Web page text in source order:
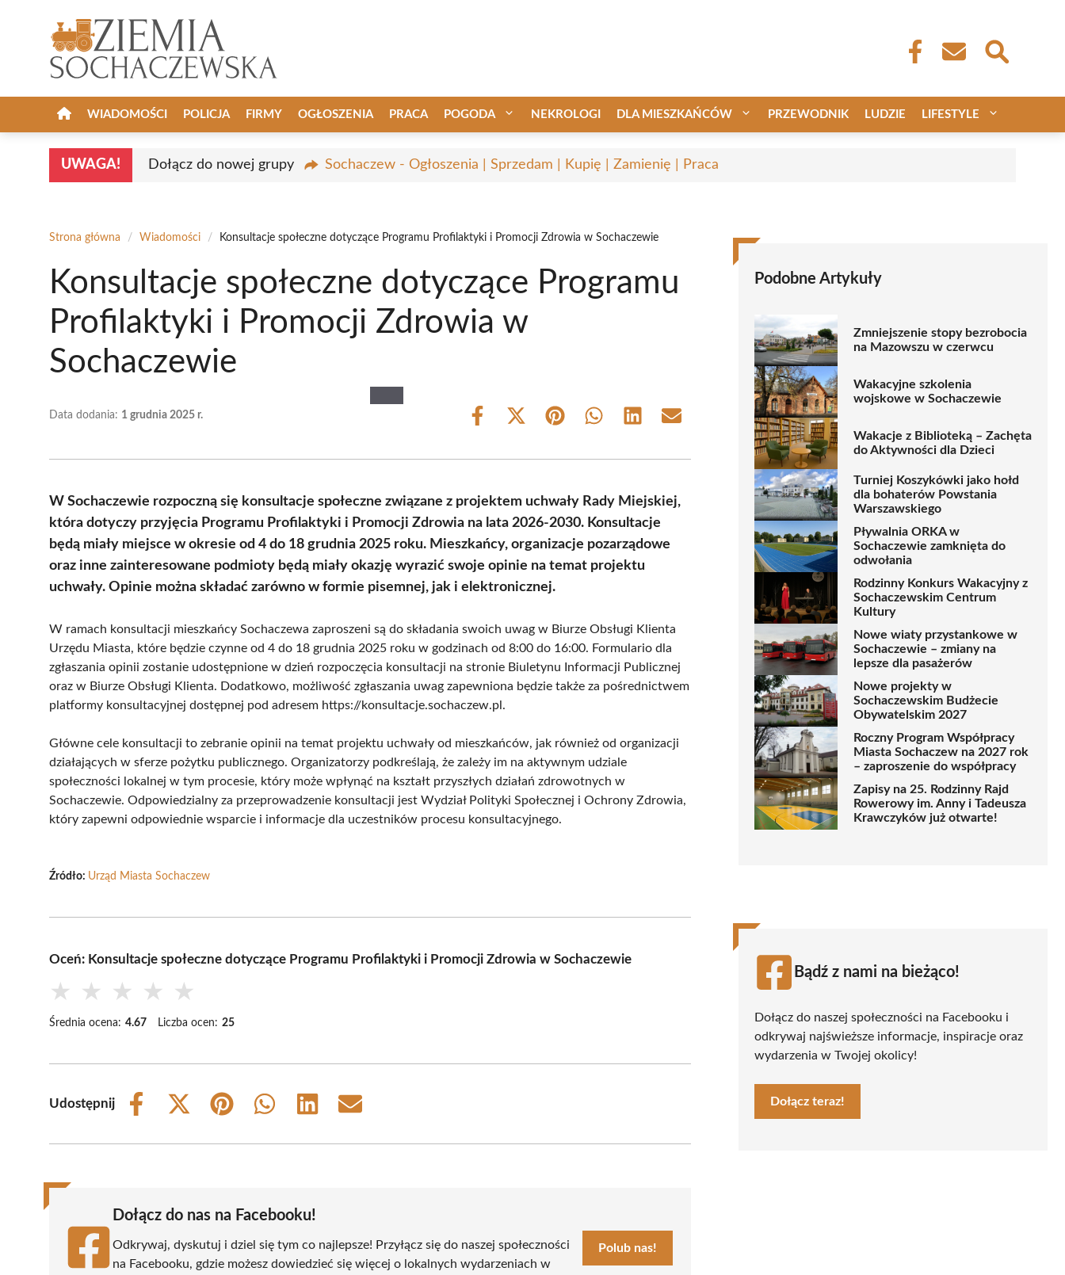
WIADOMOŚCI POLICJA FIRMY OGŁOSZENIA PRACA POGODA NEKROLOGI DLA MIESZKAŃCÓW PRZEWODNIK LUDZIE LIFESTYLE
UWAGA! Dołącz do nowej grupy Sochaczew - Ogłoszenia | Sprzedam | Kupię | Zamienię | Praca
Strona główna / Wiadomości / Konsultacje społeczne dotyczące Programu Profilaktyki i Promocji Zdrowia w Sochaczewie
Konsultacje społeczne dotyczące Programu
Profilaktyki i Promocji Zdrowia w
Sochaczewie
Data dodania: 1 grudnia 2025 r.
Share
Share
(Twitter)
Share Share Share Share
W Sochaczewie rozpoczną się konsultacje społeczne związane z projektem uchwały Rady Miejskiej,
która dotyczy przyjęcia Programu Profilaktyki i Promocji Zdrowia na lata 2026-2030. Konsultacje
będą miały miejsce w okresie od 4 do 18 grudnia 2025 roku. Mieszkańcy, organizacje pozarządowe
oraz inne zainteresowane podmioty będą miały okazję wyrazić swoje opinie na temat projektu
uchwały. Opinie można składać zarówno w formie pisemnej, jak i elektronicznej.
W ramach konsultacji mieszkańcy Sochaczewa zaproszeni są do składania swoich uwag w Biurze Obsługi Klienta
Urzędu Miasta, które będzie czynne od 4 do 18 grudnia 2025 roku w godzinach od 8:00 do 16:00. Formulario dla
zgłaszania opinii zostanie udostępnione w dzień rozpoczęcia konsultacji na stronie Biuletynu Informacji Publicznej
oraz w Biurze Obsługi Klienta. Dodatkowo, możliwość zgłaszania uwag zapewniona będzie także za pośrednictwem
platformy konsultacyjnej dostępnej pod adresem https://konsultacje.sochaczew.pl.
Główne cele konsultacji to zebranie opinii na temat projektu uchwały od mieszkańców, jak również od organizacji
działających w sferze pożytku publicznego. Organizatorzy podkreślają, że zależy im na aktywnym udziale
społeczności lokalnej w tym procesie, który może wpłynąć na kształt przyszłych działań zdrowotnych w
Sochaczewie. Odpowiedzialny za przeprowadzenie konsultacji jest Wydział Polityki Społecznej i Ochrony Zdrowia,
który zapewni odpowiednie wsparcie i informacje dla uczestników procesu konsultacyjnego.
Źródło: Urząd Miasta Sochaczew
Oceń: Konsultacje społeczne dotyczące Programu Profilaktyki i Promocji Zdrowia w Sochaczewie
★ ★ ★ ★ ★
Średnia ocena: 4.67 Liczba ocen: 25
Udostępnij
Share
Share
(Twitter)
Share
Share
Share
Share
Dołącz do nas na Facebooku!
Odkrywaj, dyskutuj i dziel się tym co najlepsze! Przyłącz się do naszej społeczności
na Facebooku, gdzie możesz dowiedzieć się więcej o lokalnych wydarzeniach w
Polub nas!
Podobne Artykuły
Zmniejszenie stopy bezrobocia
na Mazowszu w czerwcu
Wakacyjne szkolenia
wojskowe w Sochaczewie
Wakacje z Biblioteką – Zachęta
do Aktywności dla Dzieci
Turniej Koszykówki jako hołd
dla bohaterów Powstania
Warszawskiego
Pływalnia ORKA w
Sochaczewie zamknięta do
odwołania
Rodzinny Konkurs Wakacyjny z
Sochaczewskim Centrum
Kultury
Nowe wiaty przystankowe w
Sochaczewie – zmiany na
lepsze dla pasażerów
Nowe projekty w
Sochaczewskim Budżecie
Obywatelskim 2027
Roczny Program Współpracy
Miasta Sochaczew na 2027 rok
– zaproszenie do współpracy
Zapisy na 25. Rodzinny Rajd
Rowerowy im. Anny i Tadeusza
Krawczyków już otwarte!
Bądź z nami na bieżąco!
Dołącz do naszej społeczności na Facebooku i
odkrywaj najświeższe informacje, inspiracje oraz
wydarzenia w Twojej okolicy!
Dołącz teraz!